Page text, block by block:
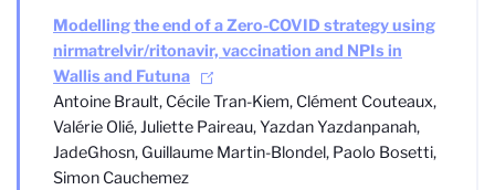
Modelling the end of a Zero-COVID strategy using
nirmatrelvir/ritonavir, vaccination and NPIs in
Wallis and Futuna
Antoine Brault, Cécile Tran-Kiem, Clément Couteaux,
Valérie Olié, Juliette Paireau, Yazdan Yazdanpanah,
JadeGhosn, Guillaume Martin-Blondel, Paolo Bosetti,
Simon Cauchemez